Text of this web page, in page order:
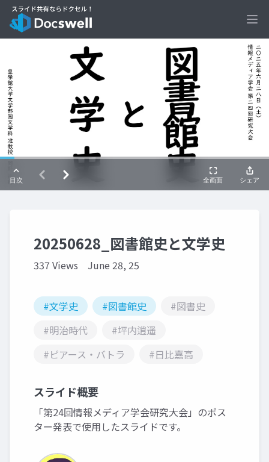
20250628_図書館史と文学史
337 Views June 28, 25
#文学史 #図書館史
#図書史
#明治時代
#坪内逍遥
#ピアース・バトラ
#日比嘉高
スライド概要
「第24回情報メディア学会研究大会」のポス
ター発表で使用したスライドです。